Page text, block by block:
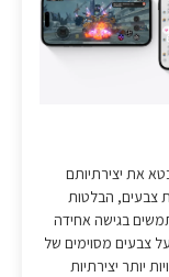
את יצירתיותם
הבלטות
בגישה אחידה
צבעים מסוימים של
יותר יצירתיות